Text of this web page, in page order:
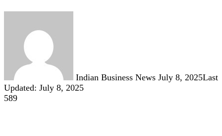
Indian Business News July 8, 2025Last
Updated: July 8, 2025
589